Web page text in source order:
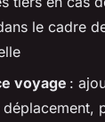
le cadre
voyage :